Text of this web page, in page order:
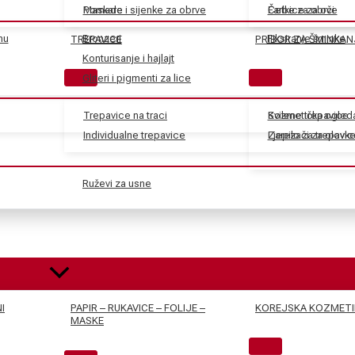
Bronzeri
Konturisanje i hajlajt
Gliteri i pigmenti za lice
Fiksiranje šminke
Ruževi za usne
Maskare
Pomade i sijenke za obrve
Farbe za obrve
TREPAVICE
Trepavice na traci
Individualne trepavice
Svilene trepavice
Ljepilo za
Četkice za oči
PRIBOR ZA
Kozmetička
Zarezači za olovke
PAPIR – RUKAVICE – FOLIJE –
MASKE
KOREJSKA